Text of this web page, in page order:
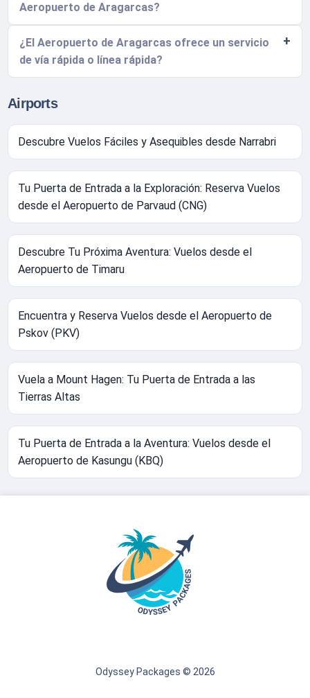
Aeropuerto de Aragarcas?
¿El Aeropuerto de Aragarcas ofrece un servicio
de vía rápida o línea rápida?
Airports
Descubre Vuelos Fáciles y Asequibles desde Narrabri
Tu Puerta de Entrada a la Exploración: Reserva Vuelos
desde el Aeropuerto de Parvaud (CNG)
Descubre Tu Próxima Aventura: Vuelos desde el
Aeropuerto de Timaru
Encuentra y Reserva Vuelos desde el Aeropuerto de
Pskov (PKV)
Vuela a Mount Hagen: Tu Puerta de Entrada a las
Tierras Altas
Tu Puerta de Entrada a la Aventura: Vuelos desde el
Aeropuerto de Kasungu (KBQ)
Odyssey Packages © 2026